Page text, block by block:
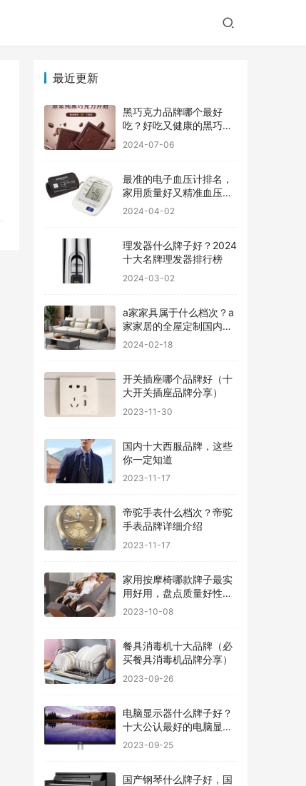
最近更新
黑巧克力品牌哪个最好
吃？好吃又健康的黑巧克
力品牌
2024-07-06
最准的电子血压计排名，
家用质量好又精准血压计
品牌前十
2024-04-02
理发器什么牌子好？2024
十大名牌理发器排行榜
2024-03-02
a家家具属于什么档次？a
家家居的全屋定制国内排
行
2024-02-18
开关插座哪个品牌好（十
大开关插座品牌分享）
2023-11-30
国内十大西服品牌，这些
你一定知道
2023-11-17
帝驼手表什么档次？帝驼
手表品牌详细介绍
2023-11-17
家用按摩椅哪款牌子最实
用好用，盘点质量好性价
比高的品牌
2023-10-08
餐具消毒机十大品牌（必
买餐具消毒机品牌分享）
2023-09-26
电脑显示器什么牌子好？
十大公认最好的电脑显示
器
2023-09-25
国产钢琴什么牌子好，国